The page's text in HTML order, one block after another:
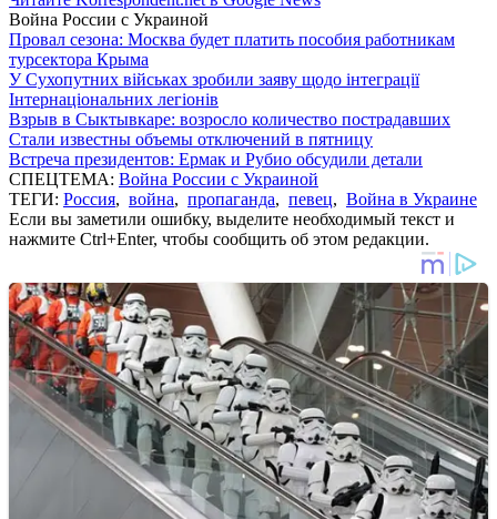
Война России с Украиной
Провал сезона: Москва будет платить пособия работникам
турсектора Крыма
У Сухопутних військах зробили заяву щодо інтеграції
Інтернаціональних легіонів
Взрыв в Сыктывкаре: возросло количество пострадавших
Стали известны объемы отключений в пятницу
Встреча президентов: Ермак и Рубио обсудили детали
СПЕЦТЕМА: Война России с Украиной
ТЕГИ: Россия, война, пропаганда, певец, Война в Украине
Если вы заметили ошибку, выделите необходимый текст и
нажмите Ctrl+Enter, чтобы сообщить об этом редакции.